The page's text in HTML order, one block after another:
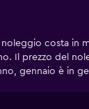
costa in
Il prezzo del
gennaio è in